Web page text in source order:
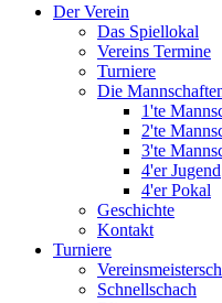
Der Verein
Das Spiellokal
Vereins Termine
Turniere
Die
1'te
2'te
3'te
4'er Jugend
4'er Pokal
Geschichte
Kontakt
Turniere
Schnellschach